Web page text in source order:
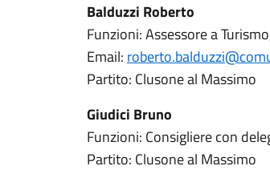
Balduzzi Roberto
Funzioni: Assessore a
Email:
Partito: Clusone al Massimo
Giudici Bruno
Funzioni: Consigliere con
Partito: Clusone al Massimo